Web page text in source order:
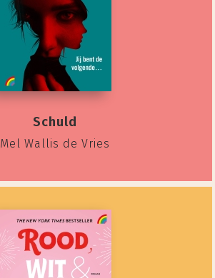
Schuld
Mel Wallis de Vries